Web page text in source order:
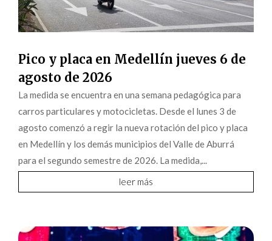
Pico y placa en Medellín jueves 6 de
agosto de 2026
La medida se encuentra en una semana pedagógica para
carros particulares y motocicletas. Desde el lunes 3 de
agosto comenzó a regir la nueva rotación del pico y placa
en Medellín y los demás municipios del Valle de Aburrá
para el segundo semestre de 2026. La medida,...
leer más